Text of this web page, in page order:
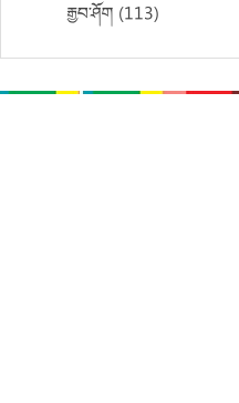
རྒྱབ་ཤོག (113)